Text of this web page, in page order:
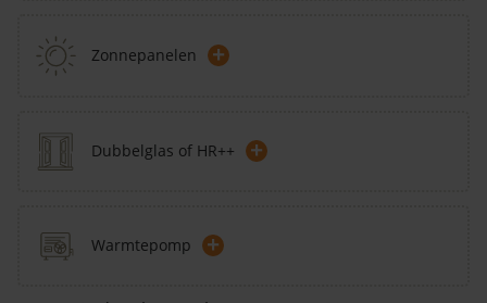
Zonnepanelen +
Dubbelglas of HR++ +
Warmtepomp +